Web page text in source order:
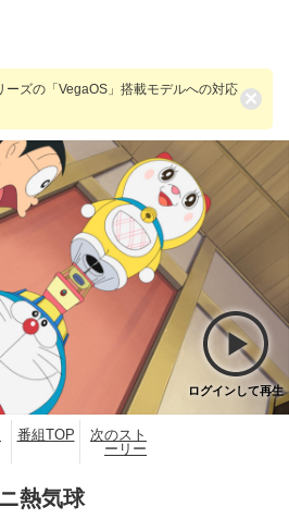
ーズの「VegaOS」搭載モデルへの対応 ×
ログインして再生
番組TOP
次のスト
ーリー
熱気球